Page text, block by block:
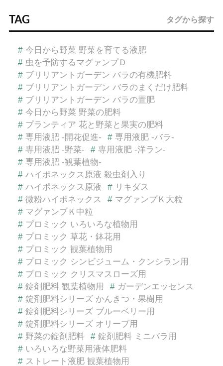
TAG タグから探す
# 今日から野菜 野菜を育てる液肥
# 虫を予防するマグァンプＤ
# ブリリアントガーデン バラの有機肥料
# ブリリアントガーデン バラのまくだけ肥料
# ブリリアントガーデン バラの置肥
# 今日から野菜 野菜の肥料
# プランティア 花と野菜と果実の肥料
# 専用液肥 -開花促進- # 専用液肥 -バラ-
# 専用液肥 -野菜- # 専用液肥 -洋ラン-
# 専用液肥 -観葉植物-
# ハイポネックス原液 殺虫剤入り
# ハイポネックス原液 # リキダス
# 微粉ハイポネックス # マグァンプＫ大粒
# マグァンプＫ中粒
# プロミック いろいろな植物用
# プロミック 草花・鉢花用
# プロミック 観葉植物用
# プロミック シンビジューム・クンシラン用
# プロミック クリスマスローズ用
# 錠剤肥料 観葉植物用 # ガーデンエッセンス
# 錠剤肥料シリーズ かんきつ・果樹用
# 錠剤肥料シリーズ ブルーベリー用
# 錠剤肥料シリーズ オリーブ用
# 野菜の錠剤肥料 # 錠剤肥料 ミニバラ用
# いろいろな野菜用液体肥料
# ストレート液肥 観葉植物用